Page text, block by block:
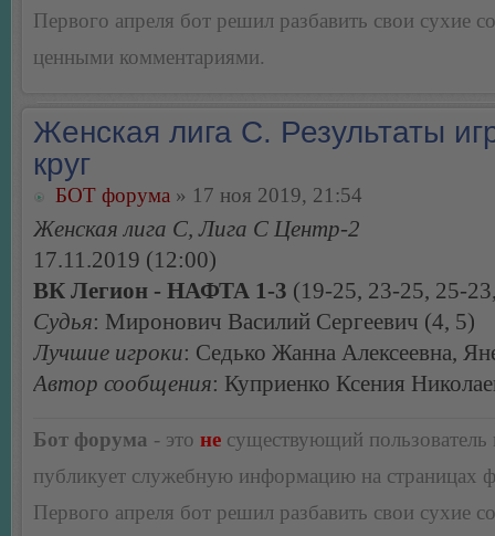
Первого апреля бот решил разбавить свои сухие
ценными комментариями.
Женская лига С. Результаты
круг
БОТ форума » 17 ноя 2019, 21:54
Женская лига С, Лига С Центр-2
17.11.2019 (12:00)
ВК Легион - НАФТА 1-3 (19-25, 23-25, 25-
Судья: Миронович Василий Сергеевич (4, 5)
Лучшие игроки: Седько Жанна Алексеевна,
Автор сообщения: Куприенко Ксения
Бот форума - это не существующий пользователь
публикует служебную информацию на страницах
Первого апреля бот решил разбавить свои сухие